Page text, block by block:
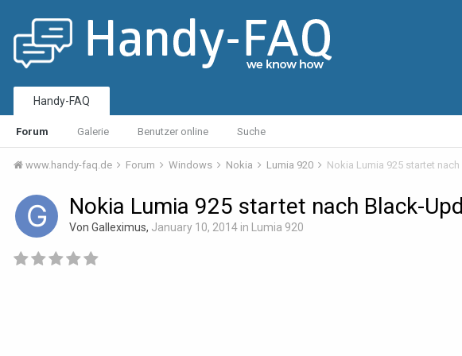
Handy-FAQ
Forum Galerie Benutzer online Suche
www.handy-faq.de Forum Windows Nokia Lumia 920 Nokia Lumia 925 startet
Nokia Lumia 925 startet nach Black-
Von Galleximus, January 10, 2014 in Lumia 920